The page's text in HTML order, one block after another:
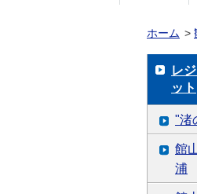
ホーム >
レ
ット
"渚
館
浦